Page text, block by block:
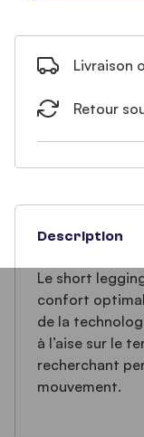
Livraison
Retour
Description
Le short
confort
de la
à l’aise sur le
recherchant
mouvement.